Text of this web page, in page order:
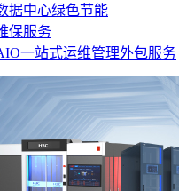
据中心绿色节能
保服务
一站式运维管理外包服务